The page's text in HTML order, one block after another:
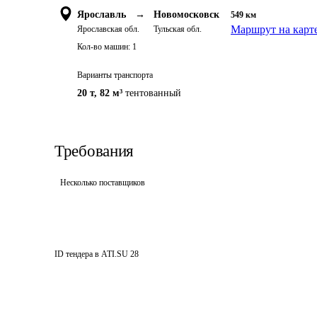
Ярославль →
Ярославская обл.
Новомосковск
Тульская обл.
549 км
Маршрут на
Кол-во машин: 1
Варианты транспорта
20 т, 82 м³ тентованный
Требования
Несколько поставщиков
ID тендера в ATI.SU 28